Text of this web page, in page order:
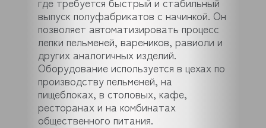
выпуск полуфабрикатов с начинкой. Он
позволяет автоматизировать процесс
лепки пельменей, вареников, равиоли и
других аналогичных изделий.
Оборудование используется в цехах по
производству пельменей, на
пищеблоках, в столовых, кафе,
ресторанах и на комбинатах
общественного питания.